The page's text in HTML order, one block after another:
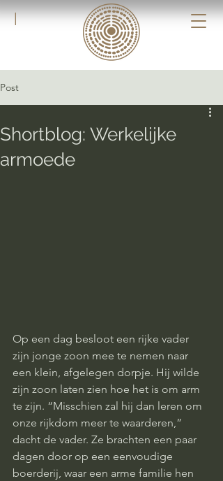
|
Post
Shortblog: Werkelijke
armoede
Op een dag besloot een rijke vader
zijn jonge zoon mee te nemen naar
een klein, afgelegen dorpje. Hij wilde
zijn zoon laten zien hoe het is om arm
te zijn. “Misschien zal hij dan leren om
onze rijkdom meer te waarderen,”
dacht de vader. Ze brachten een paar
dagen door op een eenvoudige
boerderij, waar een arme familie hen